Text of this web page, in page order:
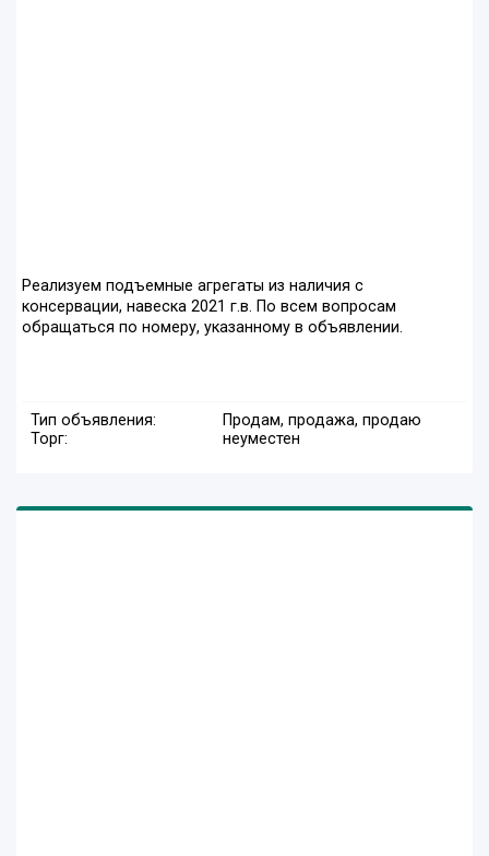
Реализуем подъемные агрегаты из наличия с
консервации, навеска 2021 г.в. По всем вопросам
обращаться по номеру, указанному в объявлении.
Тип объявления:
Продам, продажа, продаю
Торг:
неуместен